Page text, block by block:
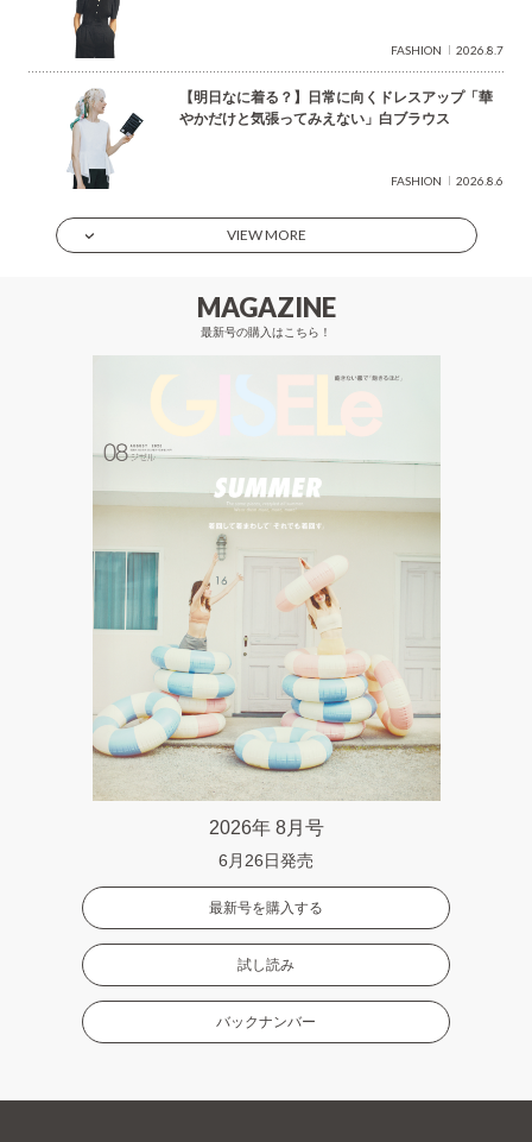
FASHION 2026.8.7
【明日なに着る？】日常に向くドレスアップ「華
やかだけと気張ってみえない」白ブラウス
FASHION 2026.8.6
VIEW MORE
MAGAZINE
最新号の購入はこちら！
2026年 8月号
6月26日発売
最新号を購入する
試し読み
バックナンバー